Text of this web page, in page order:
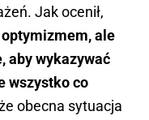
Jak ocenił,
ale
aby wykazywać
wszystko co
obecna sytuacja